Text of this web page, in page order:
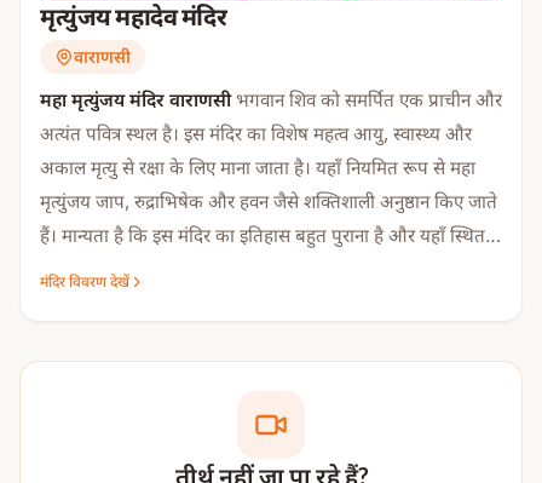
मृत्युंजय महादेव मंदिर
वाराणसी
महा मृत्युंजय मंदिर वाराणसीभगवान शिव को समर्पित एक प्राचीन और
अत्यंत पवित्र स्थल है। इस मंदिर का विशेष महत्व आयु, स्वास्थ्य और
अकाल मृत्यु से रक्षा के लिए माना जाता है। यहाँ नियमित रूप से महा
मृत्युंजय जाप, रुद्राभिषेक और हवन जैसे शक्तिशाली अनुष्ठान किए जाते
हैं। मान्यता है कि इस मंदिर का इतिहास बहुत पुराना है और यहाँ स्थित
पवित्र कुंड का जल औषधीय गुणों से भरपूर है। भक्त यहाँ जीवन की
मंदिर विवरण देखें
तीर्थ नहीं जा पा रहे हैं?